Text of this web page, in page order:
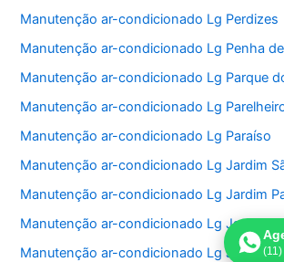
Manutenção ar-condicionado Lg Perdizes
Manutenção ar-condicionado Lg Penha
Manutenção ar-condicionado Lg Parque
Manutenção ar-condicionado Lg
Manutenção ar-condicionado Lg Paraíso
Manutenção ar-condicionado Lg Jardim
Manutenção ar-condicionado Lg Jardim
Manutenção ar-condicionado Lg Jardim
Manutenção ar-condicionado Lg Jardim